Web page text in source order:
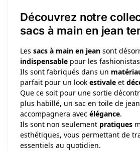
Découvrez notre
sacs à main en jean
Les sacs à main en jean sont
indispensable pour les
Ils sont fabriqués dans un
parfait pour un look estivale et
Que ce soit pour une sortie
plus habillé, un sac en toile de
accompagnera avec élégance.
Ils sont non seulement pratiques
esthétiques, vous permettant de
essentiels au quotidien.